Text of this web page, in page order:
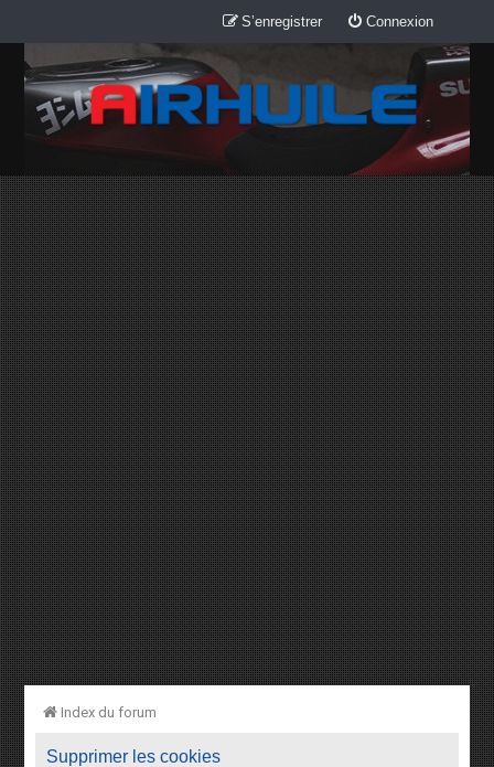
Connexion
S’enregistrer
Index du forum
Supprimer les cookies